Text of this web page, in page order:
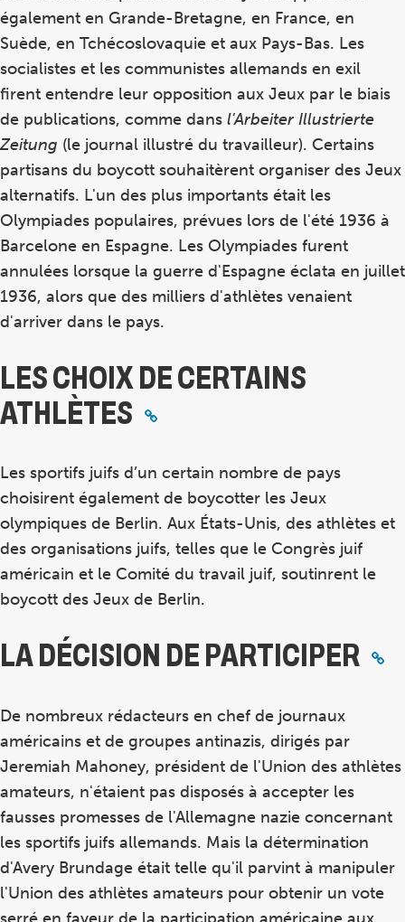
également en Grande-Bretagne, en France, en
Suède, en Tchécoslovaquie et aux Pays-Bas. Les
socialistes et les communistes allemands en exil
firent entendre leur opposition aux Jeux par le biais
de publications, comme dans l'Arbeiter Illustrierte
Zeitung (le journal illustré du travailleur). Certains
partisans du boycott souhaitèrent organiser des Jeux
alternatifs. L'un des plus importants était les
Olympiades populaires, prévues lors de l'été 1936 à
Barcelone en Espagne. Les Olympiades furent
annulées lorsque la guerre d'Espagne éclata en juillet
1936, alors que des milliers d'athlètes venaient
d'arriver dans le pays.
LES CHOIX DE CERTAINS
ATHLÈTES
Les sportifs juifs d’un certain nombre de pays
choisirent également de boycotter les Jeux
olympiques de Berlin. Aux États-Unis, des athlètes et
des organisations juifs, telles que le Congrès juif
américain et le Comité du travail juif, soutinrent le
boycott des Jeux de Berlin.
LA DÉCISION DE PARTICIPER
De nombreux rédacteurs en chef de journaux
américains et de groupes antinazis, dirigés par
Jeremiah Mahoney, président de l'Union des athlètes
amateurs, n'étaient pas disposés à accepter les
fausses promesses de l'Allemagne nazie concernant
les sportifs juifs allemands. Mais la détermination
d'Avery Brundage était telle qu'il parvint à manipuler
l'Union des athlètes amateurs pour obtenir un vote